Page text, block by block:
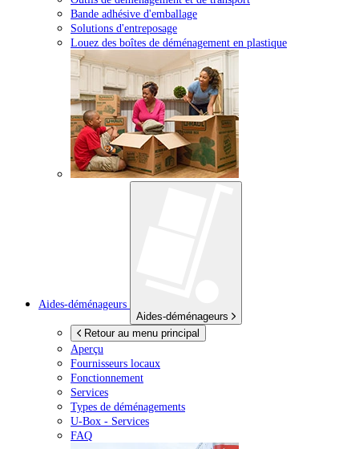
Bande adhésive d'emballage
Solutions d'entreposage
Louez des boîtes de déménagement en plastique
Aides-déménageurs
Aides-déménageurs
Retour au menu principal
Aperçu
Fournisseurs locaux
Fonctionnement
Services
Types de déménagements
U-Box - Services
FAQ